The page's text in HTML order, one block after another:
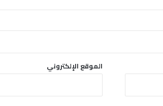
الموقع الإلكتروني